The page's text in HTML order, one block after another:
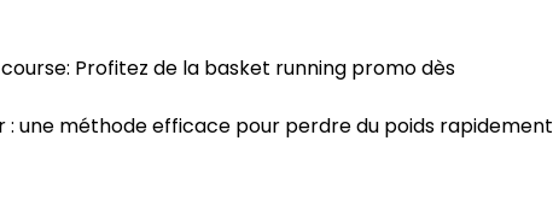
Profitez de la basket running promo dès
: une méthode efficace pour perdre du poids rapidement